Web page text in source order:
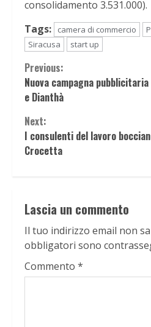
consolidamento 3.531.000).
Tags:
camera di commercio
Siracusa
start up
Continue
Reading
Previous:
Nuova campagna
e Dianthà
Next:
I consulenti del lavoro
Crocetta
Lascia un commento
Il tuo indirizzo email non
obbligatori sono
Commento *